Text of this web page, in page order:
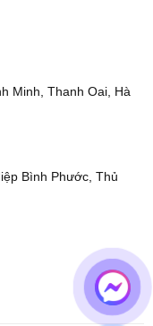
Minh, Thanh Oai, Hà
Bình Phước, Thủ